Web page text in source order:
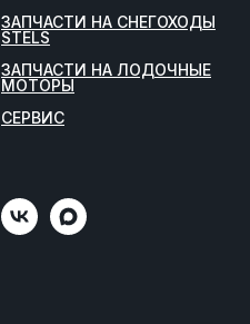
ЗАПЧАСТИ НА СНЕГОХОДЫ
STELS
ЗАПЧАСТИ НА ЛОДОЧНЫЕ
МОТОРЫ
СЕРВИС